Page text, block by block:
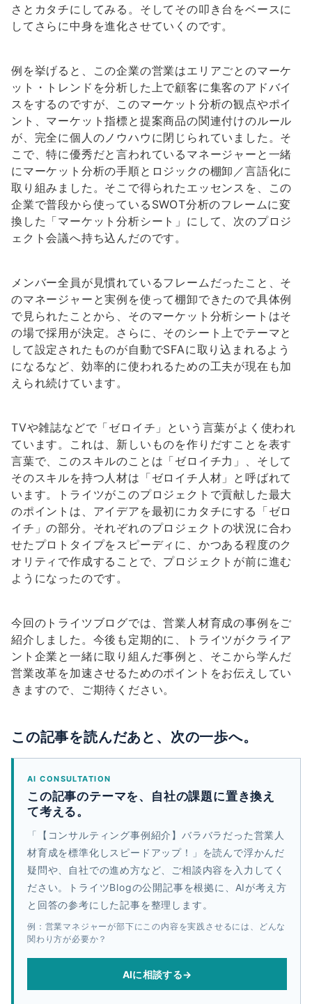
さとカタチにしてみる。そしてその叩き台をベースに
してさらに中身を進化させていくのです。
例を挙げると、この企業の営業はエリアごとのマーケ
ット・トレンドを分析した上で顧客に集客のアドバイ
スをするのですが、このマーケット分析の観点やポイ
ント、マーケット指標と提案商品の関連付けのルール
が、完全に個人のノウハウに閉じられていました。そ
こで、特に優秀だと言われているマネージャーと一緒
にマーケット分析の手順とロジックの棚卸／言語化に
取り組みました。そこで得られたエッセンスを、この
企業で普段から使っているSWOT分析のフレームに変
換した「マーケット分析シート」にして、次のプロジ
ェクト会議へ持ち込んだのです。
メンバー全員が見慣れているフレームだったこと、そ
のマネージャーと実例を使って棚卸できたので具体例
で見られたことから、そのマーケット分析シートはそ
の場で採用が決定。さらに、そのシート上でテーマと
して設定されたものが自動でSFAに取り込まれるよう
になるなど、効率的に使われるための工夫が現在も加
えられ続けています。
TVや雑誌などで「ゼロイチ」という言葉がよく使われ
ています。これは、新しいものを作りだすことを表す
言葉で、このスキルのことは「ゼロイチ力」、そして
そのスキルを持つ人材は「ゼロイチ人材」と呼ばれて
います。トライツがこのプロジェクトで貢献した最大
のポイントは、アイデアを最初にカタチにする「ゼロ
イチ」の部分。それぞれのプロジェクトの状況に合わ
せたプロトタイプをスピーディに、かつある程度のク
オリティで作成することで、プロジェクトが前に進む
ようになったのです。
今回のトライツブログでは、営業人材育成の事例をご
紹介しました。今後も定期的に、トライツがクライア
ント企業と一緒に取り組んだ事例と、そこから学んだ
営業改革を加速させるためのポイントをお伝えしてい
きますので、ご期待ください。
この記事を読んだあと、次の一歩へ。
AI CONSULTATION
この記事のテーマを、自社の課題に置き換え
て考える。
「【コンサルティング事例紹介】バラバラだった営業人
材育成を標準化しスピードアップ！」を読んで浮かんだ
疑問や、自社での進め方など、ご相談内容を入力してく
ださい。トライツBlogの公開記事を根拠に、AIが考え方
と回答の参考にした記事を整理します。
例：営業マネジャーが部下にこの内容を実践させるには、どんな
関わり方が必要か？
AIに相談する→